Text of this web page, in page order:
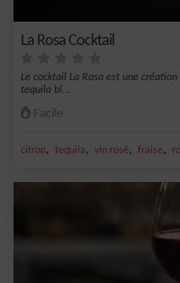
La Rosa Cocktail
Le cocktail La Rosa est une
tequila bl...
Facile
citron, tequila, vin rosé, fraise,